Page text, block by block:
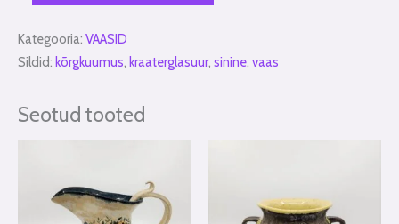
Kategooria: VAASID
Sildid: kõrgkuumus, kraaterglasuur, sinine, vaas
Seotud tooted